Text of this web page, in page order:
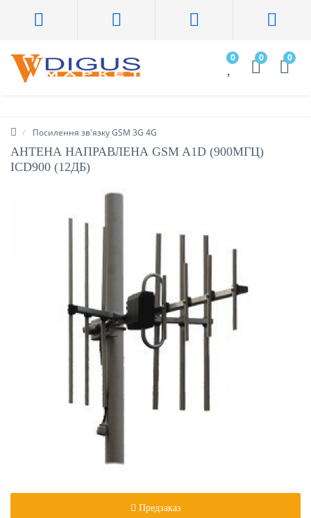
0 0 0
Посилення зв'язку GSM 3G 4G
АНТЕНА НАПРАВЛЕНА GSM A1D (900МГЦ)
ICD900 (12ДБ)
Предзаказ